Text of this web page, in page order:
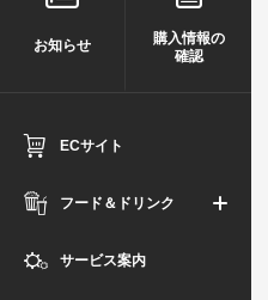
お知らせ
購入情報の
確認
ECサイト
フード＆ドリンク
サービス案内